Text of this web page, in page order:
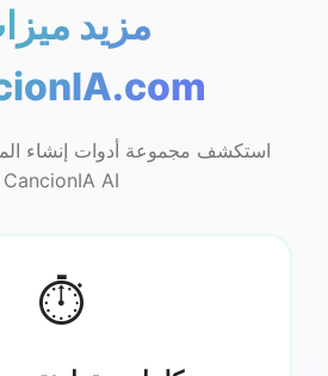
♬
مزید
استكشف مجموعة أدوات إنشاء
CancionIA AI
⏱️